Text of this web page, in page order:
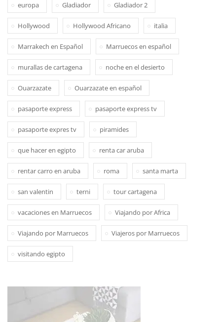
europa Gladiador Gladiador 2
Hollywood Hollywood Africano italia
Marrakech en Español Marruecos en español
murallas de cartagena noche en el desierto
Ouarzazate Ouarzazate en español
pasaporte express pasaporte express tv
pasaporte expres tv piramides
que hacer en egipto renta car aruba
rentar carro en aruba roma santa marta
san valentin terni tour cartagena
vacaciones en Marruecos Viajando por Africa
Viajando por Marruecos Viajeros por Marruecos
visitando egipto